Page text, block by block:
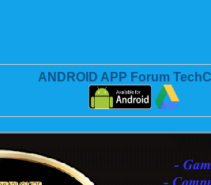
ANDROID APP Forum